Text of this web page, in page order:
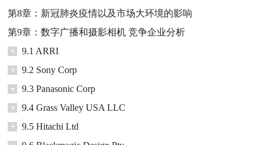
第8章：新冠肺炎疫情以及市场大环境的影响
第9章：数字广播和摄影相机 竞争企业分析
+
9.1 ARRI
+
9.2 Sony Corp
+
9.3 Panasonic Corp
+
9.4 Grass Valley USA LLC
+
9.5 Hitachi Ltd